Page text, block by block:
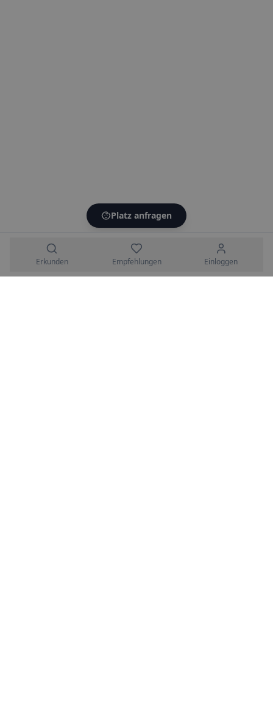
Platz anfragen
Erkunden Empfehlungen Einloggen